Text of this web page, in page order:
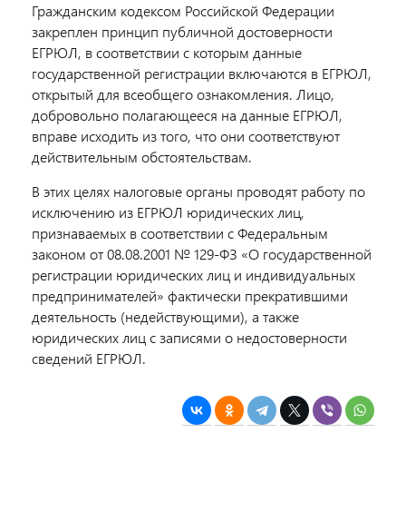
Гражданским кодексом Российской Федерации
закреплен принцип публичной достоверности
ЕГРЮЛ, в соответствии с которым данные
государственной регистрации включаются в ЕГРЮЛ,
открытый для всеобщего ознакомления. Лицо,
добровольно полагающееся на данные ЕГРЮЛ,
вправе исходить из того, что они соответствуют
действительным обстоятельствам.
В этих целях налоговые органы проводят работу по
исключению из ЕГРЮЛ юридических лиц,
признаваемых в соответствии с Федеральным
законом от 08.08.2001 № 129-ФЗ «О государственной
регистрации юридических лиц и индивидуальных
предпринимателей» фактически прекратившими
деятельность (недействующими), а также
юридических лиц с записями о недостоверности
сведений ЕГРЮЛ.